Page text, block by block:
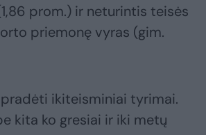
prom.) ir neturintis teisės
priemonę vyras (gim.
ikiteisminiai tyrimai.
kita ko gresiai ir iki metų